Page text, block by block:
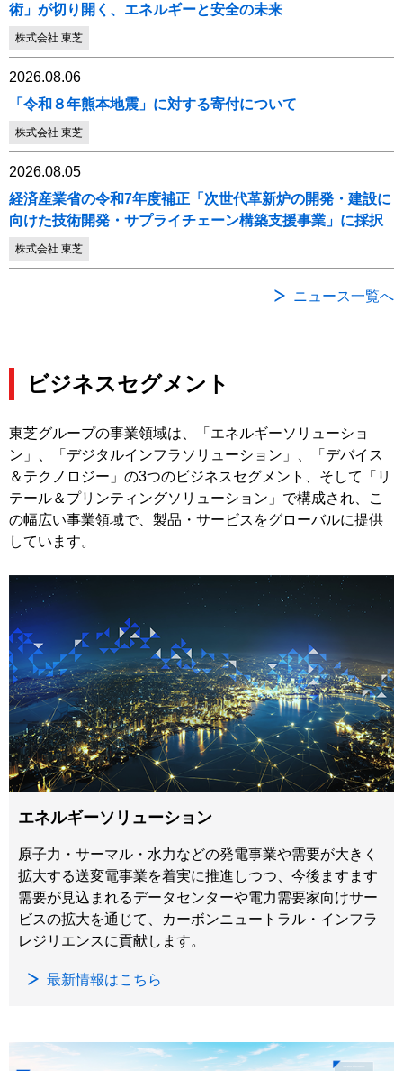
術」が切り開く、エネルギーと安全の未来
株式会社 東芝
2026.08.06
「令和８年熊本地震」に対する寄付について
株式会社 東芝
2026.08.05
経済産業省の令和7年度補正「次世代革新炉の開発・建設に
向けた技術開発・サプライチェーン構築支援事業」に採択
株式会社 東芝
ニュース一覧へ
ビジネスセグメント
東芝グループの事業領域は、「エネルギーソリューショ
ン」、「デジタルインフラソリューション」、「デバイス
＆テクノロジー」の3つのビジネスセグメント、そして「リ
テール＆プリンティングソリューション」で構成され、こ
の幅広い事業領域で、製品・サービスをグローバルに提供
しています。
エネルギーソリューション
原子力・サーマル・水力などの発電事業や需要が大きく
拡大する送変電事業を着実に推進しつつ、今後ますます
需要が見込まれるデータセンターや電力需要家向けサー
ビスの拡大を通じて、カーボンニュートラル・インフラ
レジリエンスに貢献します。
最新情報はこちら